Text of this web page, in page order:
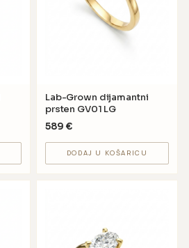
Lab-Grown dijamantni
prsten GV01 LG
589 €
DODAJ U KOŠARICU